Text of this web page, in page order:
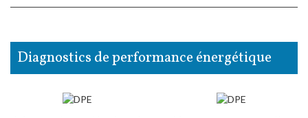
diagnostics de performance énergétique